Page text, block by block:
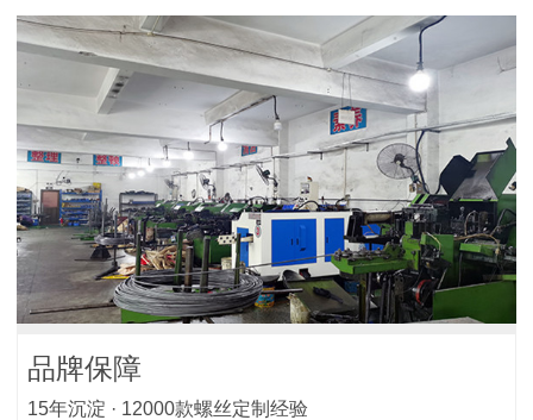
品牌保障
15年沉淀 · 12000款螺丝定制经验